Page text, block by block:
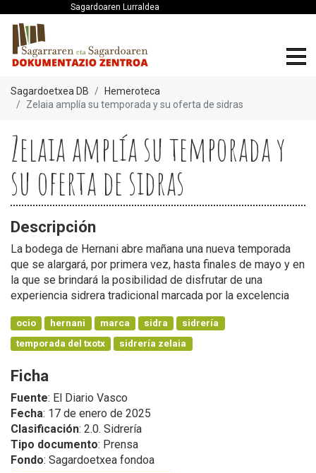
Sagardoaren Lurraldea
Sagardoetxea DB
Hemeroteca
Zelaia amplía su temporada y su oferta de sidras
Zelaia amplía su temporada y
su oferta de sidras
Descripción
La bodega de Hernani abre mañana una nueva temporada
que se alargará, por primera vez, hasta finales de mayo y en
la que se brindará la posibilidad de disfrutar de una
experiencia sidrera tradicional marcada por la excelencia
ocio hernani marca sidra
sidrería
temporada del txotx
sidrería zelaia
Ficha
Fuente: El Diario Vasco
Fecha: 17 de enero de 2025
Clasificación: 2.0. Sidrería
Tipo documento: Prensa
Fondo: Sagardoetxea fondoa